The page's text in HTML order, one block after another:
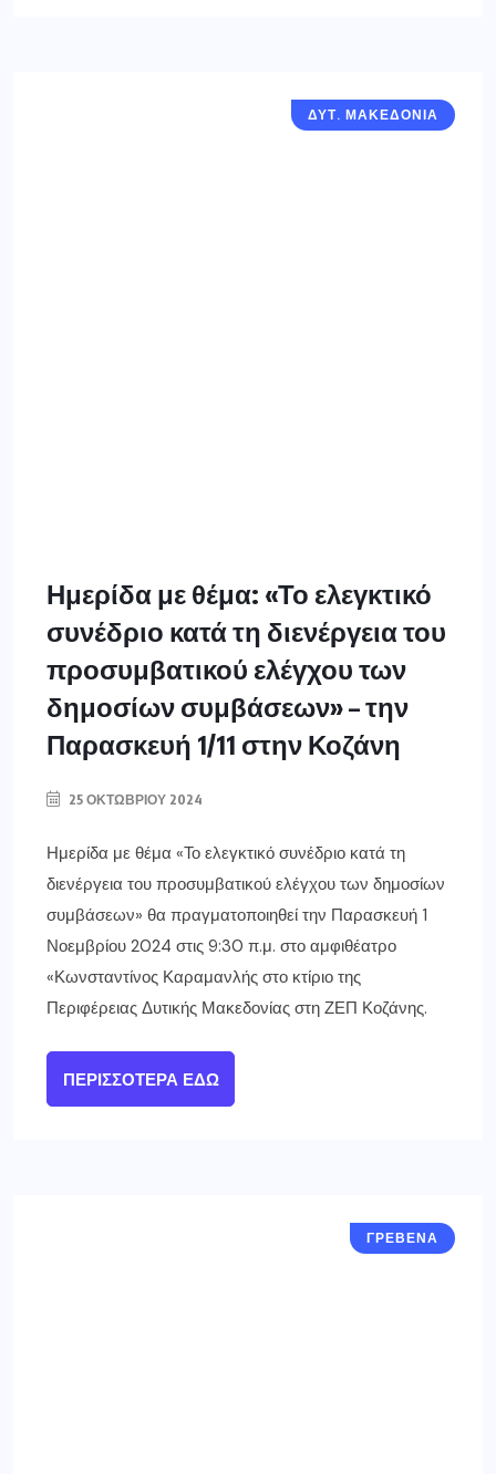
ΔΥΤ. ΜΑΚΕΔΟΝΙΑ
Ημερίδα με θέμα: «Το ελεγκτικό
συνέδριο κατά τη διενέργεια του
προσυμβατικού ελέγχου των
δημοσίων συμβάσεων» – την
Παρασκευή 1/11 στην Κοζάνη
25 ΟΚΤΩΒΡΊΟΥ 2024
Ημερίδα με θέμα «Το ελεγκτικό συνέδριο κατά τη
διενέργεια του προσυμβατικού ελέγχου των δημοσίων
συμβάσεων» θα πραγματοποιηθεί την Παρασκευή 1
Νοεμβρίου 2024 στις 9:30 π.μ. στο αμφιθέατρο
«Κωνσταντίνος Καραμανλής στο κτίριο της
Περιφέρειας Δυτικής Μακεδονίας στη ΖΕΠ Κοζάνης.
ΠΕΡΙΣΣΌΤΕΡΑ ΕΔΏ
ΓΡΕΒΕΝΑ